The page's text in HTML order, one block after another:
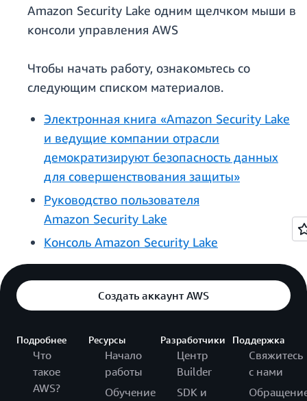
Amazon Security Lake одним щелчком мыши в
консоли управления AWS
Чтобы начать работу, ознакомьтесь со
следующим списком материалов.
Электронная книга «Amazon Security Lake
и ведущие компании отрасли
демократизируют безопасность данных
для совершенствования защиты»
Руководство пользователя
Amazon Security Lake
Консоль Amazon Security Lake
Создать аккаунт AWS
Подробнее
Что
такое
AWS?
Ресурсы
Начало
работы
Обучение
Разработчики
Центр
Builder
SDK и
Поддержка
Свяжитесь
с нами